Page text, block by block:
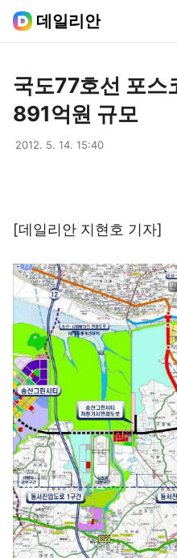
데일리안
국도77호선 포스
891억원 규모
2012. 5. 14. 15:40
[데일리안 지현호 기자]